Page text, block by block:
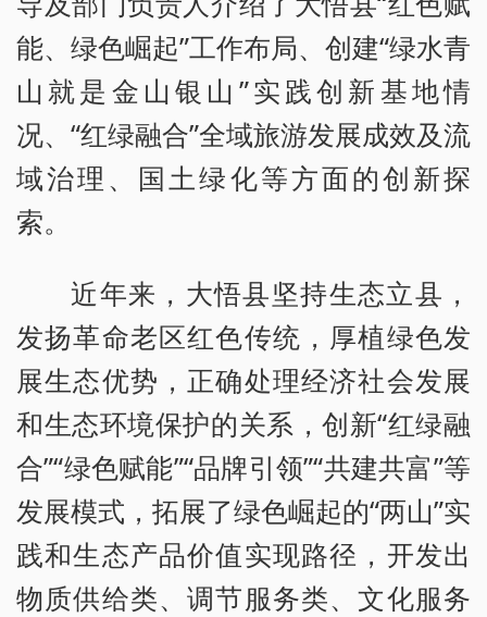
能、绿色崛起”工作布局、创建“绿水青
山就是金山银山”实践创新基地情
况、“红绿融合”全域旅游发展成效及流
域治理、国土绿化等方面的创新探
索。
近年来，大悟县坚持生态立县，
发扬革命老区红色传统，厚植绿色发
展生态优势，正确处理经济社会发展
和生态环境保护的关系，创新“红绿融
合”“绿色赋能”“品牌引领”“共建共富”等
发展模式，拓展了绿色崛起的“两山”实
践和生态产品价值实现路径，开发出
物质供给类、调节服务类、文化服务